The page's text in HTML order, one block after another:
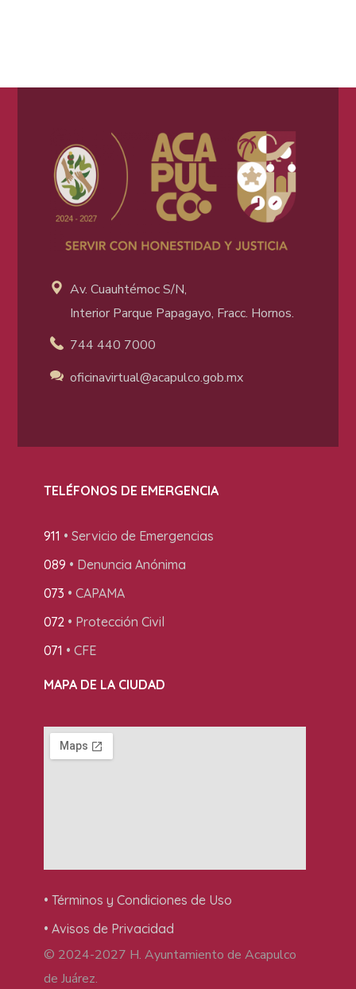
Av. Cuauhtémoc S/N,
Interior Parque Papagayo, Fracc. Hornos.
744 440 7000
oficinavirtual@acapulco.gob.mx
TELÉFONOS DE EMERGENCIA
911 • Servicio de Emergencias
089 • Denuncia Anónima
073 • CAPAMA
072 • Protección Civil
071 • CFE
MAPA DE LA CIUDAD
• Términos y Condiciones de Uso
• Avisos de Privacidad
© 2024-2027 H. Ayuntamiento de Acapulco
de Juárez.